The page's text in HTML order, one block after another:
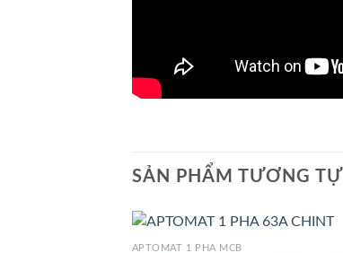
SẢN PHẨM TƯƠNG TỰ
APTOMAT 1 PHA MCB